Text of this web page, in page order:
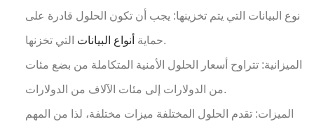
نوع البيانات التي يتم تخزينها: يجب أن تكون الحلول قادرة على
حماية أنواع البيانات التي تخزنها.
الميزانية: تتراوح أسعار الحلول الأمنية المتكاملة من بضع مئات
من الدولارات إلى مئات الآلاف من الدولارات.
الميزات: تقدم الحلول المختلفة ميزات مختلفة، لذا من المهم